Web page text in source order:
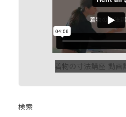
着物の寸法講座 動画
検索